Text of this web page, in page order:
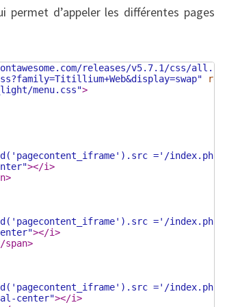
d’appeler les différentes pages
releases/v5.7.1/css/
rel
menu.css">
='/
></i>
>
='/
></i>
span>
='/
center"></i>